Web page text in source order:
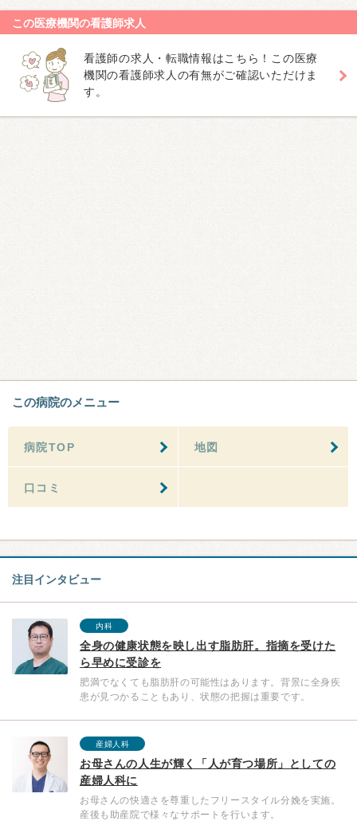
この医療機関の看護師求人
看護師の求人・転職情報はこちら！この医療
機関の看護師求人の有無がご確認いただけま
す。
この病院のメニュー
病院TOP 地図
口コミ
注目インタビュー
内科
全身の健康状態を映し出す脂肪肝。指摘を受けた
ら早めに受診を
肥満でなくても脂肪肝の可能性はあります。背景に全身疾
患が見つかることもあり、状態の把握は重要です。
産婦人科
お母さんの人生が輝く「人が育つ場所」としての
産婦人科に
お母さんの快適さを尊重したフリースタイル分娩を実施。
産後も助産院で様々なサポートを行います。